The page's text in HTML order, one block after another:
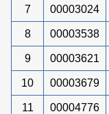
7 00003024
8 00003538
9 00003621
10 00003679
11 00004776